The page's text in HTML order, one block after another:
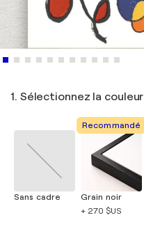
1. Sélectionnez la couleur
Sans cadre
Recommandé
Grain noir
+ 270 $US